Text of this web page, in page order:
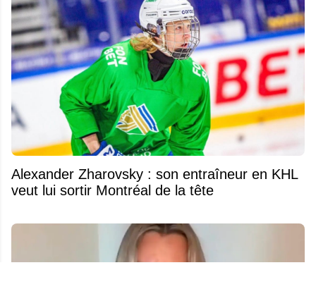
Alexander Zharovsky : son entraîneur en KHL
veut lui sortir Montréal de la tête